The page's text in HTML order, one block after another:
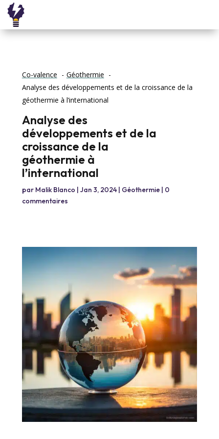
Co-valence
Géothermie
Analyse des développements et de la croissance de la
géothermie à l’international
Analyse des
développements et de la
croissance de la
géothermie à
l’international
par Malik Blanco | Jan 3, 2024| Géothermie| 0
commentaires